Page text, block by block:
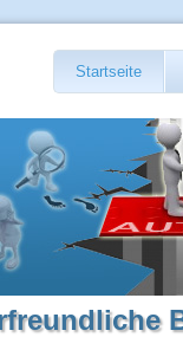
Startseite